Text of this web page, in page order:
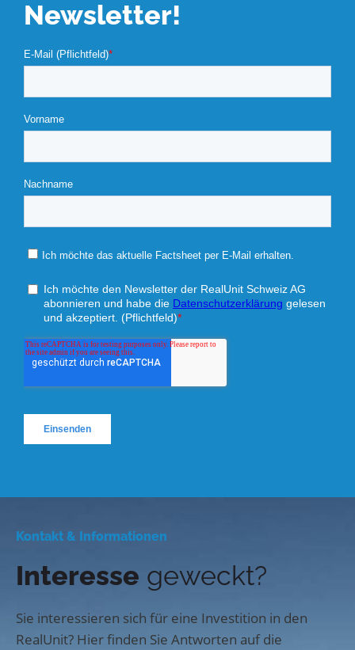
Newsletter!
Kontakt & Informationen
Interesse geweckt?
Sie interessieren sich für eine Investition in den
RealUnit? Hier finden Sie Antworten auf die